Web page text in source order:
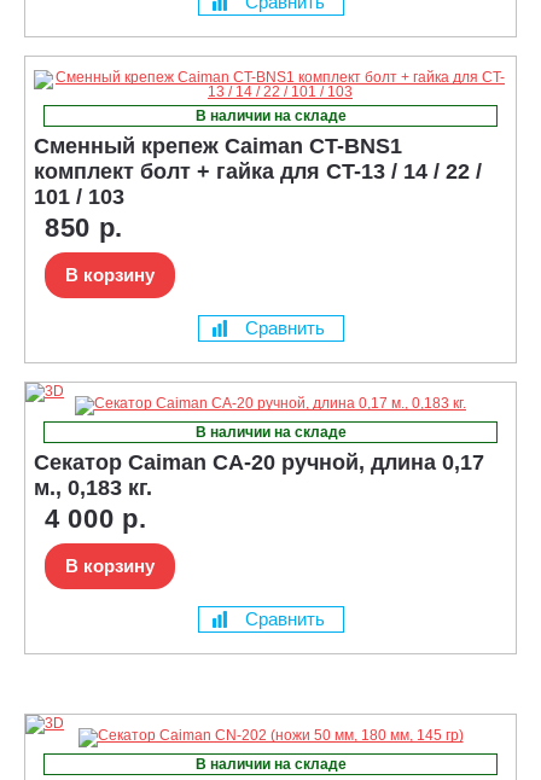
В наличии на складе
Сменный крепеж Caiman CT-BNS1
комплект болт + гайка для CT-13 / 14 / 22 /
101 / 103
850 р.
В корзину
Сравнить
В наличии на складе
Секатор Caiman CA-20 ручной, длина 0,17
м., 0,183 кг.
4 000 р.
В корзину
Сравнить
В наличии на складе